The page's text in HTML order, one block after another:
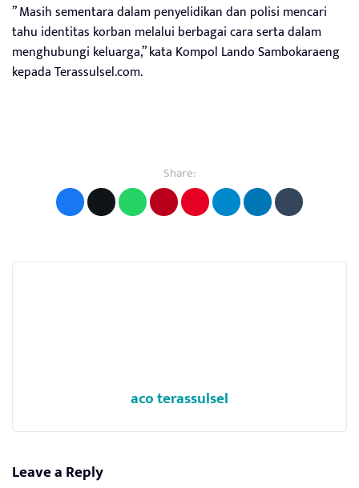
” Masih sementara dalam penyelidikan dan polisi mencari
tahu identitas korban melalui berbagai cara serta dalam
menghubungi keluarga,” kata Kompol Lando Sambokaraeng
kepada Terassulsel.com.
Share:
aco terassulsel
Leave a Reply